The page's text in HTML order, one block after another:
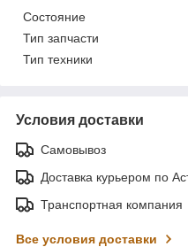
Состояние
Тип запчасти
Тип техники
Условия доставки
Самовывоз
Доставка курьером по
Транспортная компания
Все условия доставки